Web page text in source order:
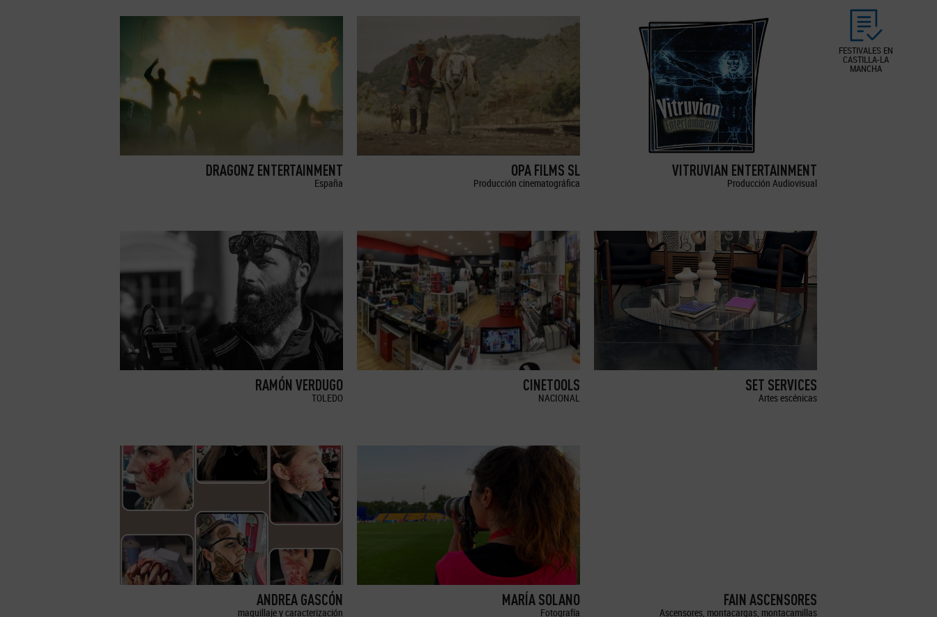
FESTIVALES EN
CASTILLA-LA
MANCHA
DRAGONZ ENTERTAINMENT
España
OPA FILMS SL
Producción cinematográfica
VITRUVIAN ENTERTAINMENT
Producción Audiovisual
RAMÓN VERDUGO
TOLEDO
CINETOOLS
NACIONAL
SET SERVICES
Artes escénicas
ANDREA GASCÓN
maquillaje y caracterización
MARÍA SOLANO
Fotografía
FAIN ASCENSORES
Ascensores, montacargas, montacamillas